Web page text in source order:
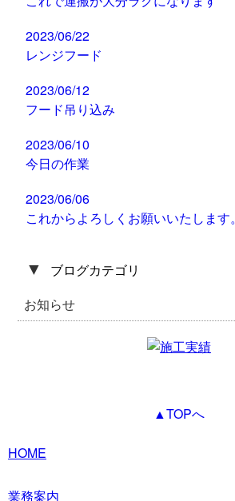
2023/06/22
レンジフード
2023/06/12
フード吊り込み
2023/06/10
今日の作業
2023/06/06
これからよろしくお願いいたします。
▼ ブログカテゴリ
お知らせ
▲TOPへ
HOME
業務案内